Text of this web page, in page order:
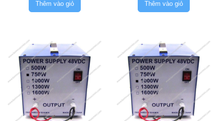
Thêm vào giỏ Thêm vào giỏ